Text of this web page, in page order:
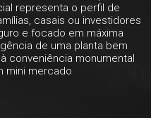
representa o perfil de
casais ou investidores
e focado em máxima
de uma planta bem
conveniência monumental
mini mercado